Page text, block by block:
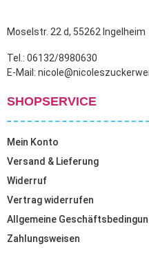
Moselstr. 22 d, 55262 Ingelheim
Tel.: 06132/8980630
E-Mail:
SHOPSERVICE
Mein Konto
Versand & Lieferung
Widerruf
Vertrag widerrufen
Allgemeine
Zahlungsweisen